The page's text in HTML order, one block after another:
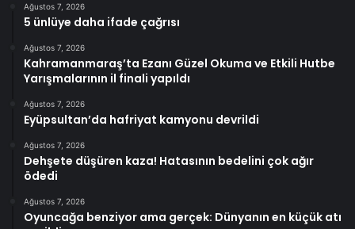
Ağustos 7, 2026
5 ünlüye daha ifade çağrısı
Ağustos 7, 2026
Kahramanmaraş’ta Ezanı Güzel Okuma ve Etkili Hutbe
Yarışmalarının il finali yapıldı
Ağustos 7, 2026
Eyüpsultan’da hafriyat kamyonu devrildi
Ağustos 7, 2026
Dehşete düşüren kaza! Hatasının bedelini çok ağır
ödedi
Ağustos 7, 2026
Oyuncağa benziyor ama gerçek: Dünyanın en küçük atı